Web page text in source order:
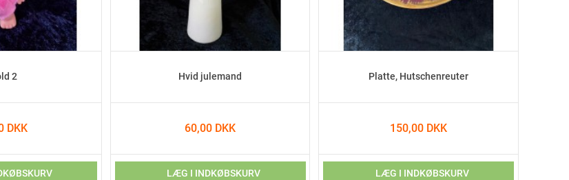
2
DKK
Hvid julemand
60,00 DKK
LÆG I INDKØBSKURV
Platte, Hutschenreuter
150,00 DKK
LÆG I INDKØBSKURV